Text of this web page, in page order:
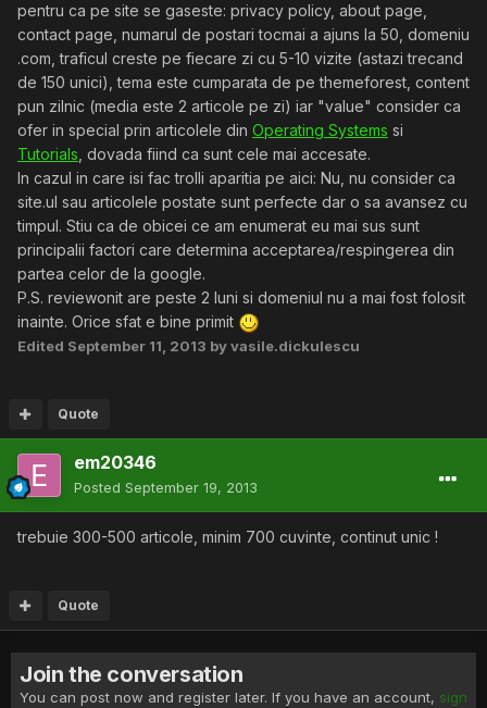
pentru ca pe site se gaseste: privacy policy, about page,
contact page, numarul de postari tocmai a ajuns la 50, domeniu
.com, traficul creste pe fiecare zi cu 5-10 vizite (astazi trecand
de 150 unici), tema este cumparata de pe themeforest, content
pun zilnic (media este 2 articole pe zi) iar "value" consider ca
ofer in special prin articolele din Operating Systems si
Tutorials , dovada fiind ca sunt cele mai accesate.
In cazul in care isi fac trolli aparitia pe aici: Nu, nu consider ca
site.ul sau articolele postate sunt perfecte dar o sa avansez cu
timpul. Stiu ca de obicei ce am enumerat eu mai sus sunt
principalii factori care determina acceptarea/respingerea din
partea celor de la google.
P.S. reviewonit are peste 2 luni si domeniul nu a mai fost folosit
inainte. Orice sfat e bine primit
Edited September 11, 2013 by vasile.dickulescu
Quote
em20346
Posted September 19, 2013
trebuie 300-500 articole, minim 700 cuvinte, continut unic !
Quote
Join the conversation
You can post now and register later. If you have an account, sign